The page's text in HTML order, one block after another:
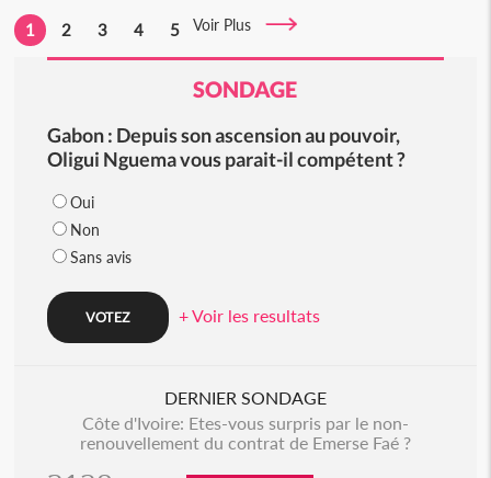
1 2 3 4 5 Voir Plus
SONDAGE
Gabon : Depuis son ascension au pouvoir,
Oligui Nguema vous parait-il compétent ?
Oui
Non
Sans avis
+ Voir les resultats
DERNIER SONDAGE
Côte d'Ivoire: Etes-vous surpris par le non-
renouvellement du contrat de Emerse Faé ?